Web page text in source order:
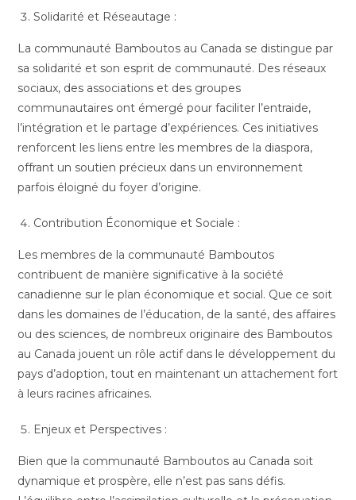
Solidarité et Réseautage :
La communauté Bamboutos au Canada se distingue par
sa solidarité et son esprit de communauté. Des réseaux
sociaux, des associations et des groupes
communautaires ont émergé pour faciliter l’entraide,
l’intégration et le partage d’expériences. Ces initiatives
renforcent les liens entre les membres de la diaspora,
offrant un soutien précieux dans un environnement
parfois éloigné du foyer d’origine.
Contribution Économique et Sociale :
Les membres de la communauté Bamboutos
contribuent de manière significative à la société
canadienne sur le plan économique et social. Que ce soit
dans les domaines de l’éducation, de la santé, des affaires
ou des sciences, de nombreux originaire des Bamboutos
au Canada jouent un rôle actif dans le développement du
pays d’adoption, tout en maintenant un attachement fort
à leurs racines africaines.
Enjeux et Perspectives :
Bien que la communauté Bamboutos au Canada soit
dynamique et prospère, elle n’est pas sans défis.